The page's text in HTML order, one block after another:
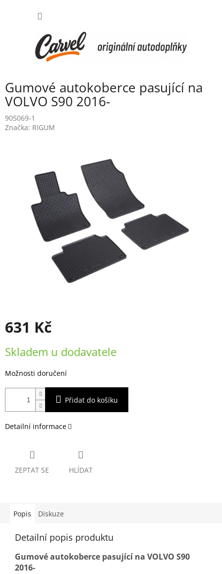
Gumové autokoberce pasující na
VOLVO S90 2016-
905069-1
Značka: RIGUM
631 Kč
cena:
Skladem u dodavatele
Možnosti doručení
Přidat do košíku
Detailní informace
ZEPTAT SE HLÍDAT
Popis Diskuze
Detailní popis produktu
Gumové autokoberce pasující na VOLVO S90
2016-